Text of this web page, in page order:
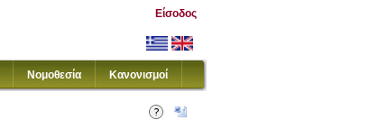
Είσοδος
Νομοθεσία Κανονισμοί